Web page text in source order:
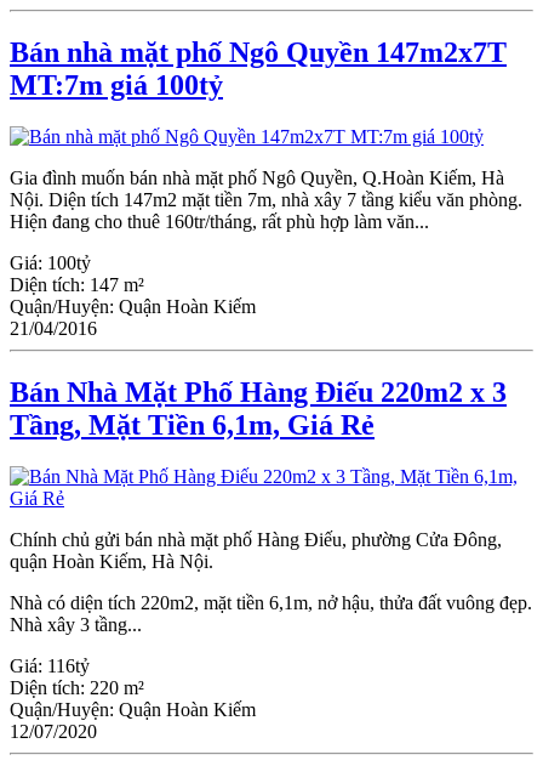
Bán nhà mặt phố Ngô Quyền 147m2x7T
MT:7m giá 100tỷ
Gia đình muốn bán nhà mặt phố Ngô Quyền, Q.Hoàn Kiếm, Hà
Nội. Diện tích 147m2 mặt tiền 7m, nhà xây 7 tầng kiểu văn phòng.
Hiện đang cho thuê 160tr/tháng, rất phù hợp làm văn...
Giá: 100tỷ
Diện tích: 147 m²
Quận/Huyện: Quận Hoàn Kiếm
21/04/2016
Bán Nhà Mặt Phố Hàng Điếu 220m2 x 3
Tầng, Mặt Tiền 6,1m, Giá Rẻ
Chính chủ gửi bán nhà mặt phố Hàng Điếu, phường Cửa Đông,
quận Hoàn Kiếm, Hà Nội.
Nhà có diện tích 220m2, mặt tiền 6,1m, nở hậu, thửa đất vuông đẹp.
Nhà xây 3 tầng...
Giá: 116tỷ
Diện tích: 220 m²
Quận/Huyện: Quận Hoàn Kiếm
12/07/2020